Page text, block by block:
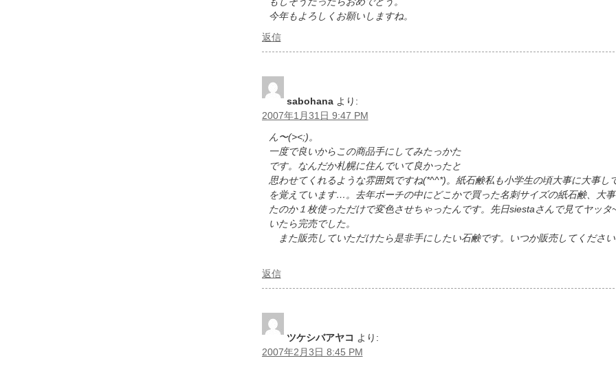
今年もよろしくお願いしますね。
返信
sabohana より:
2007年1月31日 9:47 PM
ん〜(><;)。
一度で良いからこの商品手にしてみたっかた
です。なんだか札幌に住んでいて良かったと
思わせてくれるような雰囲気ですね(*^^*)。紙石鹸私も小学生の頃大事に大事し
を覚えています…。去年ポーチの中にどこかで買った名刺サイズの紙石鹸、大
たのか１枚使っただけで変色させちゃったんです。先日siestaさんで見てヤッタ
いたら完売でした。
また販売していただけたら是非手にしたい石鹸です。いつか販売してくださ
返信
ツケシバアヤコ より:
2007年2月3日 8:45 PM